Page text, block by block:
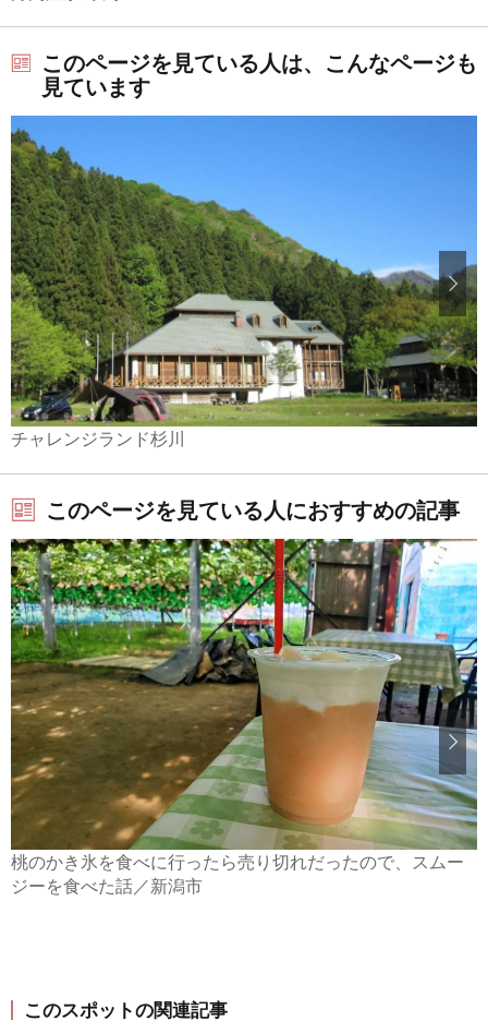
このページを見ている人は、こんなページも
見ています
チャレンジランド杉川
このページを見ている人におすすめの記事
桃のかき氷を食べに行ったら売り切れだったので、スムー
ジーを食べた話／新潟市
このスポットの関連記事